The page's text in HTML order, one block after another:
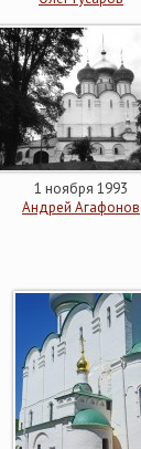
1 ноября 1993
Андрей Агафонов